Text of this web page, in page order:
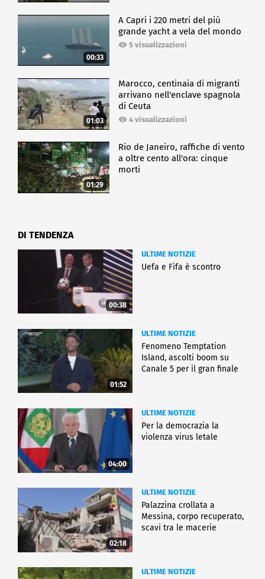
00:33
A Capri i 220 metri del più
grande yacht a vela del mondo
5 visualizzazioni
01:03
Marocco, centinaia di migranti
arrivano nell'enclave spagnola
di Ceuta
4 visualizzazioni
01:29
Rio de Janeiro, raffiche di vento
a oltre cento all'ora: cinque
morti
DI TENDENZA
00:38
ULTIME NOTIZIE
Uefa e Fifa è scontro
01:52
ULTIME NOTIZIE
Fenomeno Temptation
Island, ascolti boom su
Canale 5 per il gran finale
04:00
ULTIME NOTIZIE
Per la democrazia la
violenza virus letale
02:18
ULTIME NOTIZIE
Palazzina crollata a
Messina, corpo recuperato,
scavi tra le macerie
ULTIME NOTIZIE